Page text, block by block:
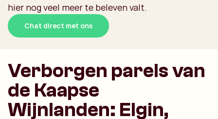
hier nog veel meer te beleven valt.
Chat direct met ons
Verborgen parels van
de Kaapse
Wijnlanden: Elgin,